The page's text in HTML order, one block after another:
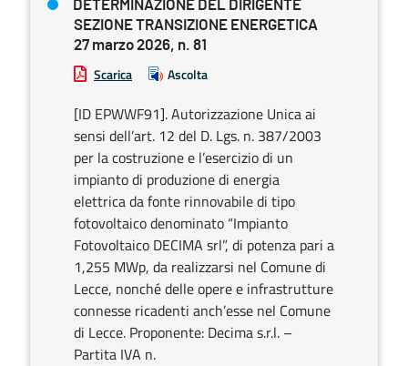
DETERMINAZIONE DEL DIRIGENTE
SEZIONE TRANSIZIONE ENERGETICA
27 marzo 2026, n. 81
Scarica Ascolta
[ID EPWWF91]. Autorizzazione Unica ai
sensi dell’art. 12 del D. Lgs. n. 387/2003
per la costruzione e l’esercizio di un
impianto di produzione di energia
elettrica da fonte rinnovabile di tipo
fotovoltaico denominato “Impianto
Fotovoltaico DECIMA srl”, di potenza pari a
1,255 MWp, da realizzarsi nel Comune di
Lecce, nonché delle opere e infrastrutture
connesse ricadenti anch’esse nel Comune
di Lecce. Proponente: Decima s.r.l. –
Partita IVA n.